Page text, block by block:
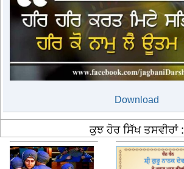
Download
ਕੁਝ ਹੋਰ ਸਿੱਖ ਤਸਵੀਰਾਂ :